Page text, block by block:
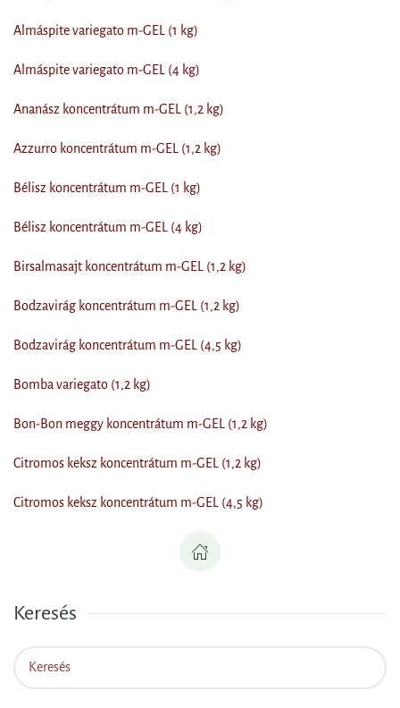
Almáspite variegato m-GEL (1 kg)
Almáspite variegato m-GEL (4 kg)
Ananász koncentrátum m-GEL (1,2 kg)
Azzurro koncentrátum m-GEL (1,2 kg)
Bélisz koncentrátum m-GEL (1 kg)
Bélisz koncentrátum m-GEL (4 kg)
Birsalmasajt koncentrátum m-GEL (1,2 kg)
Bodzavirág koncentrátum m-GEL (1,2 kg)
Bodzavirág koncentrátum m-GEL (4,5 kg)
Bomba variegato (1,2 kg)
Bon-Bon meggy koncentrátum m-GEL (1,2 kg)
Citromos keksz koncentrátum m-GEL (1,2 kg)
Citromos keksz koncentrátum m-GEL (4,5 kg)
Keresés